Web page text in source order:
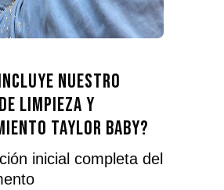
nuestro
limpieza y
Taylor Baby?
inicial completa del